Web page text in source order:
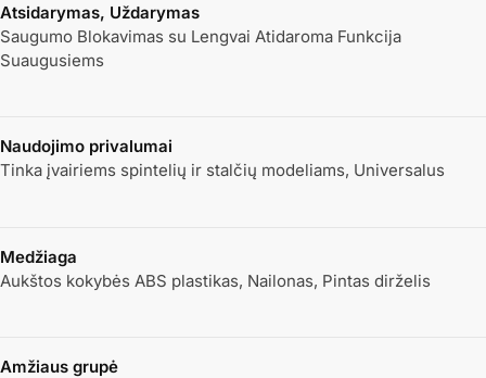
Atsidarymas, Uždarymas
Saugumo Blokavimas su Lengvai Atidaroma Funkcija
Suaugusiems
Naudojimo privalumai
Tinka įvairiems spintelių ir stalčių modeliams, Universalus
Medžiaga
Aukštos kokybės ABS plastikas, Nailonas, Pintas dirželis
Amžiaus grupė